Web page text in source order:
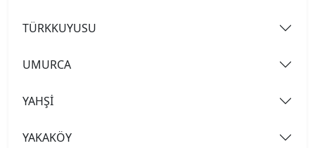
TÜRKKUYUSU
UMURCA
YAHŞİ
YAKAKÖY